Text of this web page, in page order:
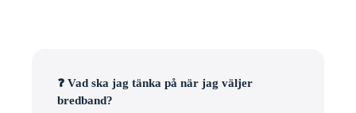
❓ Vad ska jag tänka på när jag väljer
bredband?